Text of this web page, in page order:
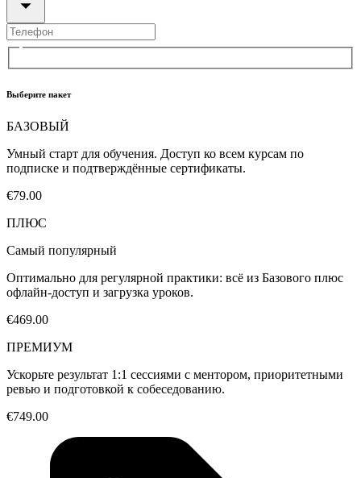
Выберите пакет
БАЗОВЫЙ
Умный старт для обучения. Доступ ко всем курсам по
подписке и подтверждённые сертификаты.
€79.00
ПЛЮС
Самый популярный
Оптимально для регулярной практики: всё из Базового плюс
офлайн-доступ и загрузка уроков.
€469.00
ПРЕМИУМ
Ускорьте результат 1:1 сессиями с ментором, приоритетными
ревью и подготовкой к собеседованию.
€749.00